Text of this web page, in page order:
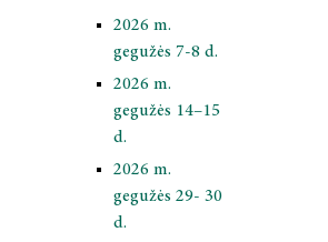
2026 m.
gegužės 7-8 d.
2026 m.
gegužės 14–15
d.
2026 m.
gegužės 29- 30
d.